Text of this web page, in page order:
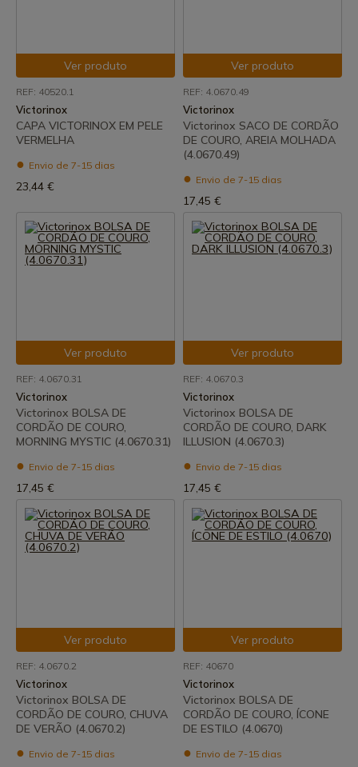
Ver produto
REF: 40520.1
Victorinox
CAPA VICTORINOX EM PELE
VERMELHA
Envio de 7-15 dias
23,44 €
Ver produto
REF: 4.0670.49
Victorinox
Victorinox SACO DE CORDÃO
DE COURO, AREIA MOLHADA
(4.0670.49)
Envio de 7-15 dias
17,45 €
Ver produto
REF: 4.0670.31
Victorinox
Victorinox BOLSA DE
CORDÃO DE COURO,
MORNING MYSTIC (4.0670.31)
Envio de 7-15 dias
17,45 €
Ver produto
REF: 4.0670.3
Victorinox
Victorinox BOLSA DE
CORDÃO DE COURO, DARK
ILLUSION (4.0670.3)
Envio de 7-15 dias
17,45 €
Ver produto
REF: 4.0670.2
Victorinox
Victorinox BOLSA DE
CORDÃO DE COURO, CHUVA
DE VERÃO (4.0670.2)
Envio de 7-15 dias
Ver produto
REF: 40670
Victorinox
Victorinox BOLSA DE
CORDÃO DE COURO, ÍCONE
DE ESTILO (4.0670)
Envio de 7-15 dias